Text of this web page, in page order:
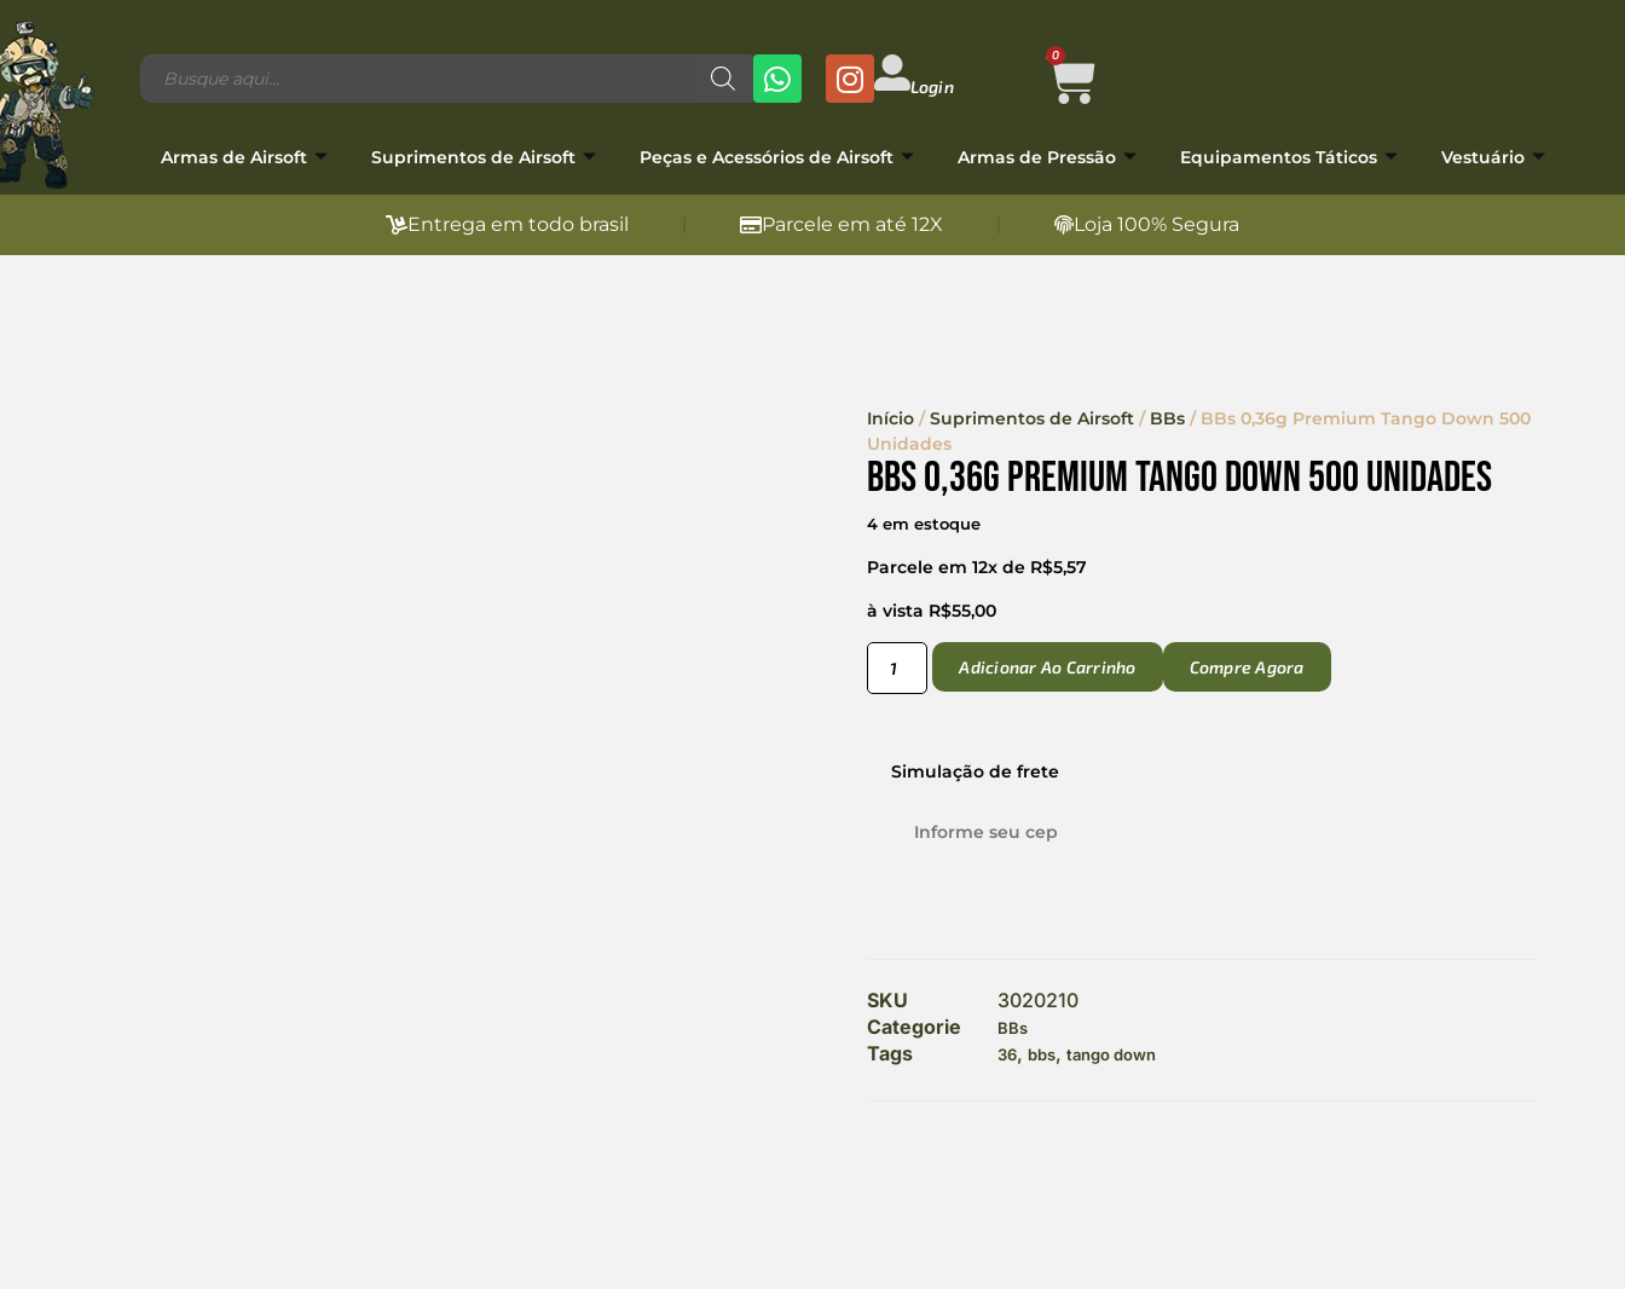
Login
0
Armas de Airsoft Suprimentos de Airsoft Peças e Acessórios de Airsoft Armas de Pressão Equipamentos Táticos Vestuário
Entrega em todo brasil Parcele em até 12X Loja 100% Segura
Início/Suprimentos de Airsoft/ BBs/ BBs 0,36g Premium Tango Down 500
Unidades
BBs 0,36g Premium Tango Down 500 Unidades
4 em estoque
Parcele em 12x de R$5,57
à vista R$55,00
Adicionar Ao Carrinho Compre Agora
Simulação de frete
SKU
3020210
Categorie
BBs
Tags 36, bbs, tango down